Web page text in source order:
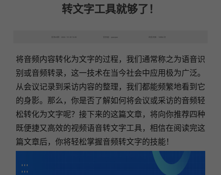
转文字工具就够了！
发布日期：2024-10-25 10:29 发表者：qianqian 浏览次数：10954次
将音频内容转化为文字的过程，我们通常称之为语音识
别或音频转录，这一技术在当今社会中应用极为广泛。
从会议记录到采访内容的整理，我们都能频繁地看到它
的身影。那么，你是否了解如何将会议或采访的音频轻
松转化为文字呢？接下来的这篇文章，将向你推荐四种
既便捷又高效的视频语音转文字工具，相信在阅读完这
篇文章后，你将轻松掌握音频转文字的技能！